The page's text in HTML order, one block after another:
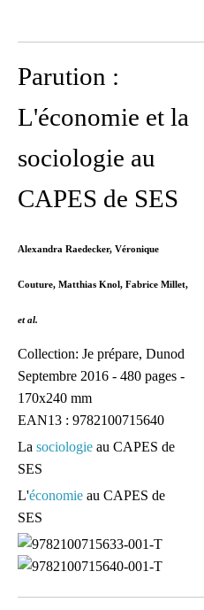
Espace dédié aux tuteurs
mutualiser ses outils,
Parution :
L'économie et la
sociologie au
CAPES de SES
Alexandra Raedecker, Véronique
Couture, Matthias Knol, Fabrice Millet,
et al.
Collection: Je prépare, Dunod
Septembre 2016 - 480 pages -
170x240 mm
EAN13 : 9782100715640
La sociologie au CAPES de
SES
L'économie au CAPES de
SES